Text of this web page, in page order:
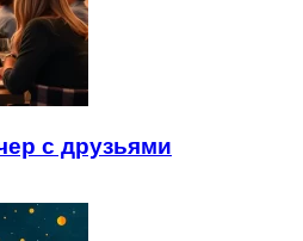
с друзьями